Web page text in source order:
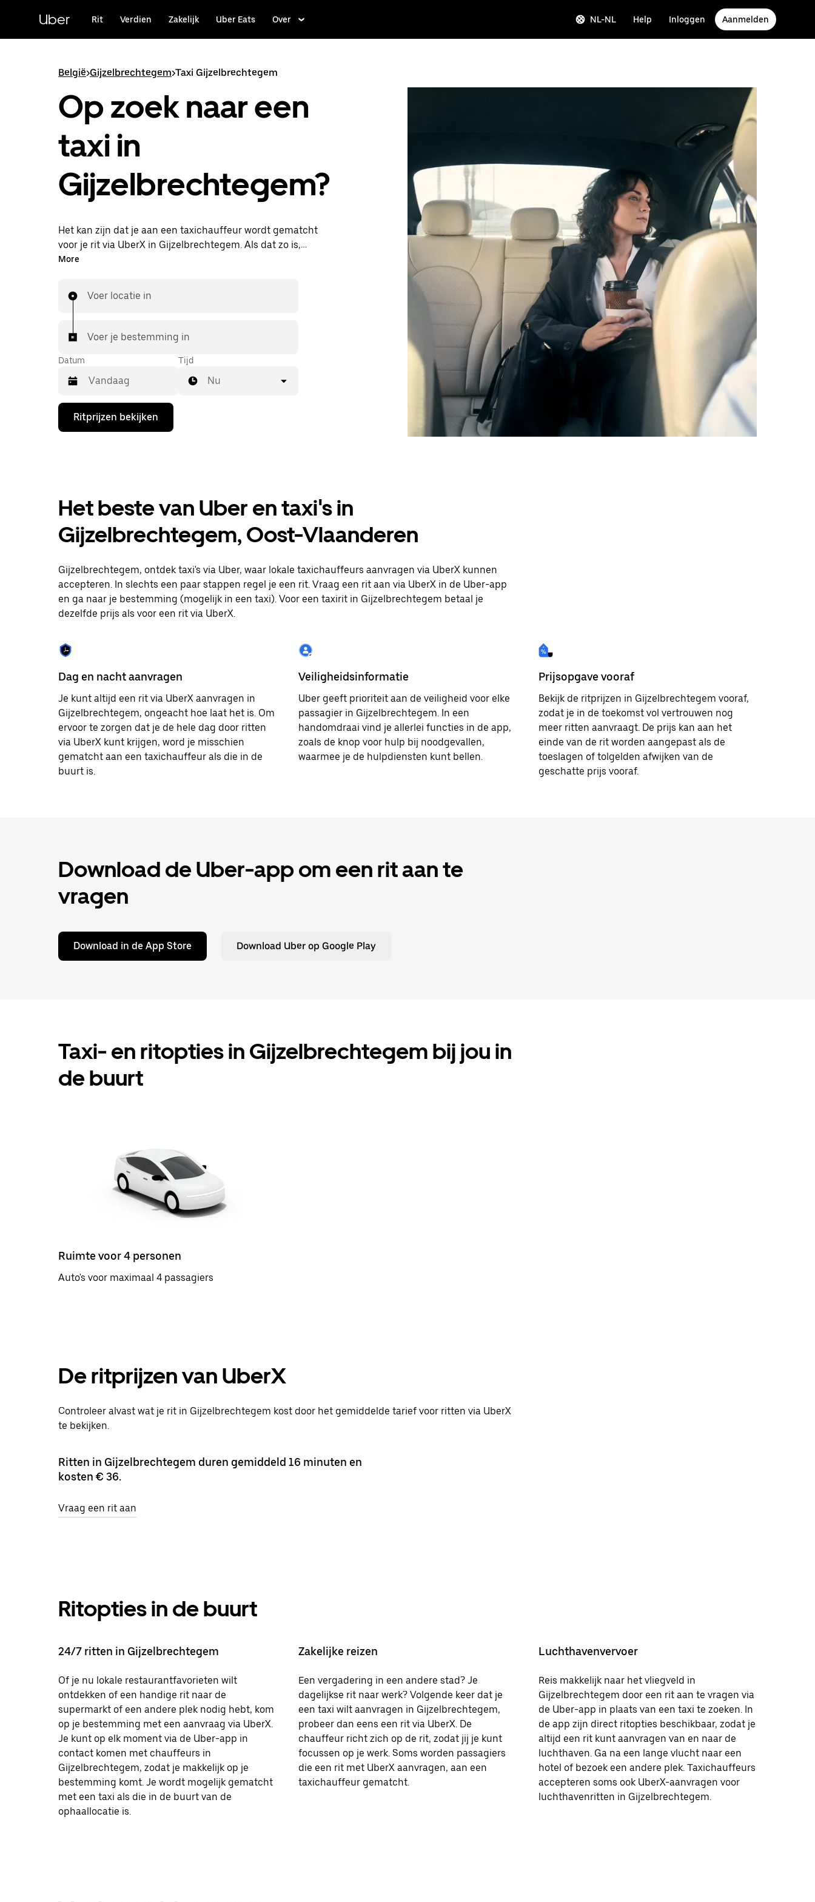
hoofdinhoudUber Rit Verdien Zakelijk Uber Eats Over NL-NL Help Inloggen Aanmelden
België>Gijzelbrechtegem>Taxi Gijzelbrechtegem
Op zoek naar een
taxi in
Gijzelbrechtegem?
Het kan zijn dat je aan een taxichauffeur wordt gematcht
voor je rit via UberX in Gijzelbrechtegem. Als dat zo is,
profiteer je van dezelfde 24/7 beschikbaarheid en
je met een taxi naar je bestemming.
More
Voer locatie in
Voer je bestemming in
Datum
Druk
de
openen
een
datum
Druk
op
Escape
de
sluiten.
Tijd
Nu
Ritprijzen bekijken
Het beste van Uber en taxi's in
Gijzelbrechtegem, Oost-Vlaanderen
Gijzelbrechtegem, ontdek taxi's via Uber, waar lokale taxichauffeurs aanvragen via UberX kunnen
accepteren. In slechts een paar stappen regel je een rit. Vraag een rit aan via UberX in de Uber-app
en ga naar je bestemming (mogelijk in een taxi). Voor een taxirit in Gijzelbrechtegem betaal je
dezelfde prijs als voor een rit via UberX.
Dag en nacht aanvragen
Je kunt altijd een rit via UberX aanvragen in
Gijzelbrechtegem, ongeacht hoe laat het is. Om
ervoor te zorgen dat je de hele dag door ritten
via UberX kunt krijgen, word je misschien
gematcht aan een taxichauffeur als die in de
buurt is.
Veiligheidsinformatie
Uber geeft prioriteit aan de veiligheid voor elke
passagier in Gijzelbrechtegem. In een
handomdraai vind je allerlei functies in de app,
zoals de knop voor hulp bij noodgevallen,
waarmee je de hulpdiensten kunt bellen.
Prijsopgave vooraf
Bekijk de ritprijzen in Gijzelbrechtegem vooraf,
zodat je in de toekomst vol vertrouwen nog
meer ritten aanvraagt. De prijs kan aan het
einde van de rit worden aangepast als de
toeslagen of tolgelden afwijken van de
geschatte prijs vooraf.
Download de Uber-app om een rit aan te
vragen
Download in de App Store Download Uber op Google Play
Taxi- en ritopties in Gijzelbrechtegem bij jou in
de buurt
Ruimte voor 4 personen
Auto's voor maximaal 4 passagiers
De ritprijzen van UberX
Controleer alvast wat je rit in Gijzelbrechtegem kost door het gemiddelde tarief voor ritten via UberX
te bekijken.
Ritten in Gijzelbrechtegem duren gemiddeld 16 minuten en
kosten € 36.
Vraag een rit aan
Ritopties in de buurt
24/7 ritten in Gijzelbrechtegem
Of je nu lokale restaurantfavorieten wilt
ontdekken of een handige rit naar de
supermarkt of een andere plek nodig hebt, kom
op je bestemming met een aanvraag via UberX.
Je kunt op elk moment via de Uber-app in
contact komen met chauffeurs in
Gijzelbrechtegem, zodat je makkelijk op je
bestemming komt. Je wordt mogelijk gematcht
met een taxi als die in de buurt van de
ophaallocatie is.
Zakelijke reizen
Een vergadering in een andere stad? Je
dagelijkse rit naar werk? Volgende keer dat je
een taxi wilt aanvragen in Gijzelbrechtegem,
probeer dan eens een rit via UberX. De
chauffeur richt zich op de rit, zodat jij je kunt
focussen op je werk. Soms worden passagiers
die een rit met UberX aanvragen, aan een
taxichauffeur gematcht.
Luchthavenvervoer
Reis makkelijk naar het vliegveld in
Gijzelbrechtegem door een rit aan te vragen via
de Uber-app in plaats van een taxi te zoeken. In
de app zijn direct ritopties beschikbaar, zodat je
altijd een rit kunt aanvragen van en naar de
luchthaven. Ga na een lange vlucht naar een
hotel of bezoek een andere plek. Taxichauffeurs
accepteren soms ook UberX-aanvragen voor
luchthavenritten in Gijzelbrechtegem.